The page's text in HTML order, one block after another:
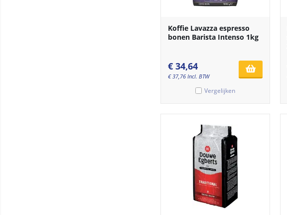
Koffie Lavazza espresso
bonen Barista Intenso 1kg
€ 34,64
€37,76 Incl. BTW
Vergelijken